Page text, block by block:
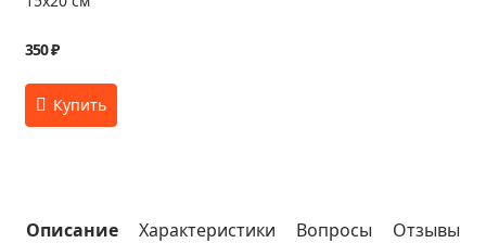
350 ₽
Описание Характеристики Вопросы Отзывы